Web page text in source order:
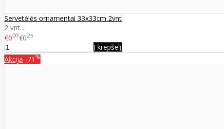
Servetėlės ornamentai 33x33cm 2vnt
2 vnt...
€007€025
Į krepšelį
Akcija -71 %